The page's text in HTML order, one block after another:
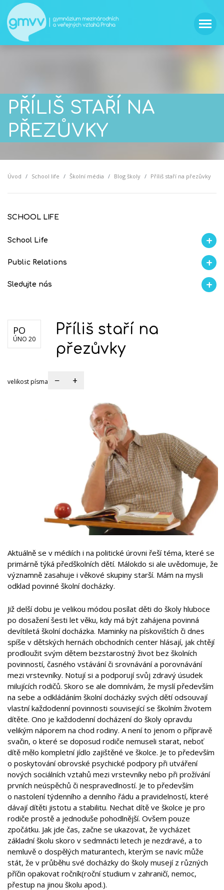
PŘÍLIŠ STAŘÍ NA
PŘEZŮVKY
Úvod School life Školní média Blog školy Příliš staří na přezůvky
SCHOOL LIFE
School Life
Aktuality Proběhlo na GMVV AI Ambasador
Public Relations
Školní magazín REFRESH Soutěže
Sledujte nás
PO
ÚNO 20
Příliš staří na
přezůvky
velikost písma − +
Aktuálně se v médiích i na politické úrovni řeší téma, které se
primárně týká předškolních dětí. Málokdo si ale uvědomuje, že
významně zasahuje i věkové skupiny starší. Mám na mysli
odklad povinné školní docházky.
Již delší dobu je velikou módou posílat děti do školy hluboce
po dosažení šesti let věku, kdy má být zahájena povinná
devítiletá školní docházka. Maminky na pískovištích či dnes
spíše v dětských hernách obchodních center hlásají, jak chtějí
prodloužit svým dětem bezstarostný život bez školních
povinností, časného vstávání či srovnávání a porovnávání
mezi vrstevníky. Notují si a podporují svůj zdravý úsudek
milujících rodičů. Skoro se ale domnívám, že myslí především
na sebe a odkládáním školní docházky svých dětí odsouvají
vlastní každodenní povinnosti související se školním životem
dítěte. Ono je každodenní docházení do školy opravdu
velikým náporem na chod rodiny. A není to jenom o přípravě
svačin, o které se doposud rodiče nemuseli starat, neboť
dítě mělo kompletní jídlo zajištěné ve školce. Je to především
o poskytování obrovské psychické podpory při utváření
nových sociálních vztahů mezi vrstevníky nebo při prožívání
prvních neúspěchů či nespravedlností. Je to především
o nastolení týdenního a denního řádu a pravidelností, které
dávají dítěti jistotu a stabilitu. Nechat dítě ve školce je pro
rodiče prostě a jednoduše pohodlnější. Ovšem pouze
zpočátku. Jak jde čas, začne se ukazovat, že vycházet
základní školu skoro v sedmnácti letech je nezdravé, a to
nemluvě o dospělých maturantech, kterým se navíc může
stát, že v průběhu své docházky do školy musejí z různých
příčin opakovat ročník(roční studium v zahraničí, nemoc,
přestup na jinou školu apod.).